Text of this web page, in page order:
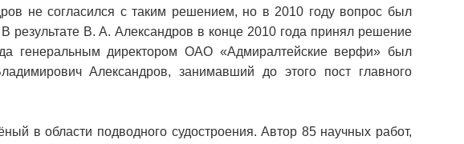
не согласился с таким решением, но в 2010 году вопрос был
результате В. А. Александров в конце 2010 года принял решение
генеральным директором ОАО «Адмиралтейские верфи» был
Александров, занимавший до этого пост главного
в области подводного судостроения. Автор 85 научных работ,